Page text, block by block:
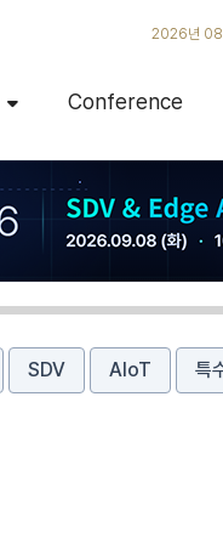
2026년 08
Conference
SDV AIoT 특